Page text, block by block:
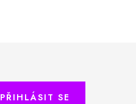
PŘIHLÁSIT SE